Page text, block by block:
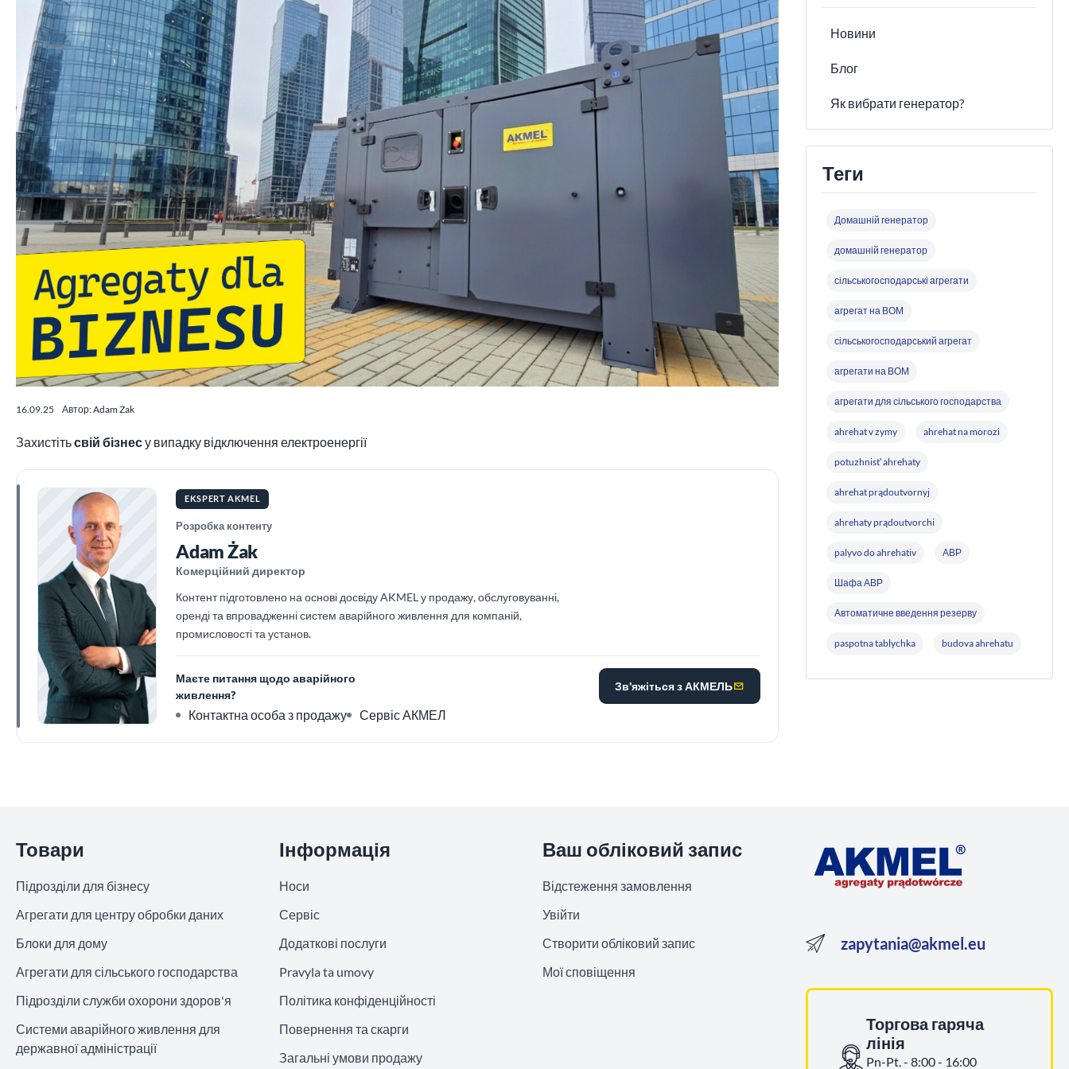
16.09.25 Автор: Adam Żak
Захистітьсвій бізнесу випадку відключення електроенергії
EKSPERT AKMEL
Розробка контенту
Adam Żak
Комерційний директор
Контент підготовлено на основі досвіду AKMEL у продажу, обслуговуванні,
оренді та впровадженні систем аварійного живлення для компаній,
промисловості та установ.
Маєте питання щодо аварійного
живлення?
Зв'яжіться з АКМЕЛЬ
Контактна особа з продажу Сервіс АКМЕЛ
Новини
Блог
Як вибрати генератор?
Теги
Домашній генератор
домашній генератор
сільськогосподарські агрегати
агрегат на ВОМ
сільськогосподарський агрегат
агрегати на ВОМ
агрегати для сільського господарства
ahrehat v zymy ahrehat na morozi
potuzhnistʹ ahrehaty
ahrehat prądoutvornyj
ahrehaty prądoutvorchi
palyvo do ahrehativ АВР
Шафа АВР
Автоматичне введення резерву
paspotna tablychka budova ahrehatu
Товари
Підрозділи для бізнесу
Агрегати для центру обробки даних
Блоки для дому
Агрегати для сільського господарства
Підрозділи служби охорони здоров'я
Системи аварійного живлення для
державної адміністрації
Інформація
Носи
Сервіс
Додаткові послуги
Pravyla ta umovy
Політика конфіденційності
Повернення та скарги
Загальні умови продажу
Ваш обліковий запис
Відстеження замовлення
Увійти
Створити обліковий запис
Мої сповіщення
zapytania@akmel.eu
Торгова гаряча
лінія
Pn-Pt. - 8:00 - 16:00